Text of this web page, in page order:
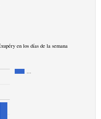
en los días de la semana